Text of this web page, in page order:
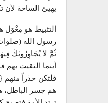
يهيئ الساحة لأن
التثبيط هو مِعْوَل
رسول الله
أينما التقيت
هم جسر الباطل،